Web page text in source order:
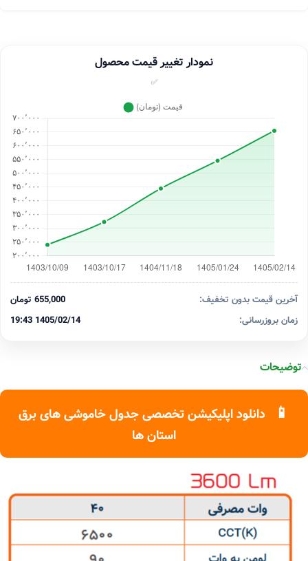
نمودار تغییر قیمت محصول
✅
آخرین قیمت بدون تخفیف:
655,000 تومان
زمان بروزرسانی:
1405/02/14 19:43
توضیحات
📱
دانلود اپلیکیشن تخصصی جدول خاموشی های برق
استان ها